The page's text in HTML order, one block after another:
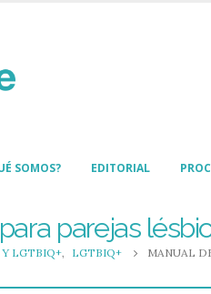
SOMOS? EDITORIAL
parejas
LGTBIQ+, LGTBIQ+ MANUAL